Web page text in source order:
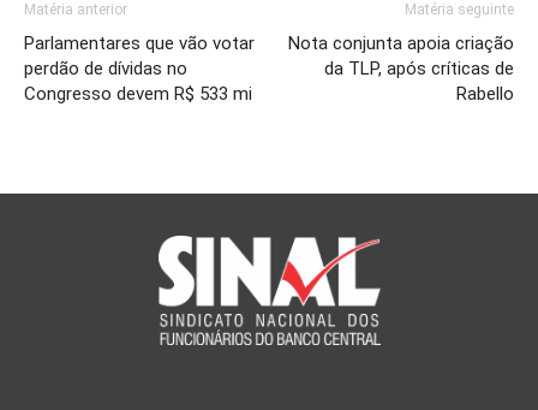
Matéria anterior
Parlamentares que vão votar
perdão de dívidas no
Congresso devem R$ 533 mi
Matéria seguinte
Nota conjunta apoia criação
da TLP, após críticas de
Rabello